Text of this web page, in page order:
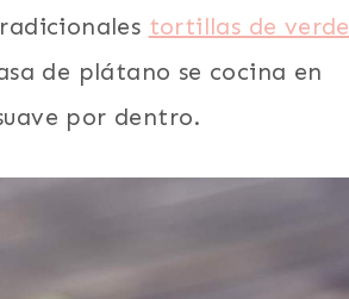
tortillas de verde
de plátano se cocina en
por dentro.